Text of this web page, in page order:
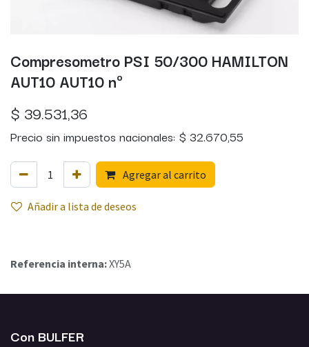
Compresometro PSI 50/300 HAMILTON
AUT10 AUT10 nº
$ 39.531,36
Precio sin impuestos nacionales: $ 32.670,55
Agregar al carrito
Añadir a lista de deseos
Referencia interna:XY5A
Con BULFER